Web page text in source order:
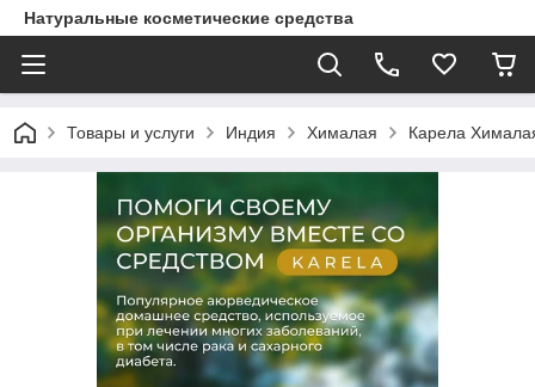
Натуральные косметические средства
Товары и услуги Индия Хималая Карела